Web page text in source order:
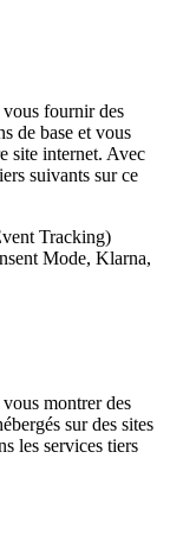
vous fournir des
de base et vous
site internet. Avec
suivants sur ce
Tracking)
Mode, Klarna,
montrer des
sur des sites
les services tiers